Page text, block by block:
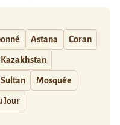
Astana Coran
Kazakhstan
Mosquée
Jour